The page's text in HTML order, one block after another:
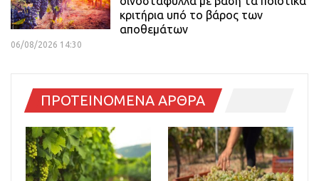
κριτήρια υπό το βάρος των
αποθεμάτων
06/08/2026 14:30
ΠΡΟΤΕΙΝΟΜΕΝΑ ΑΡΘΡΑ